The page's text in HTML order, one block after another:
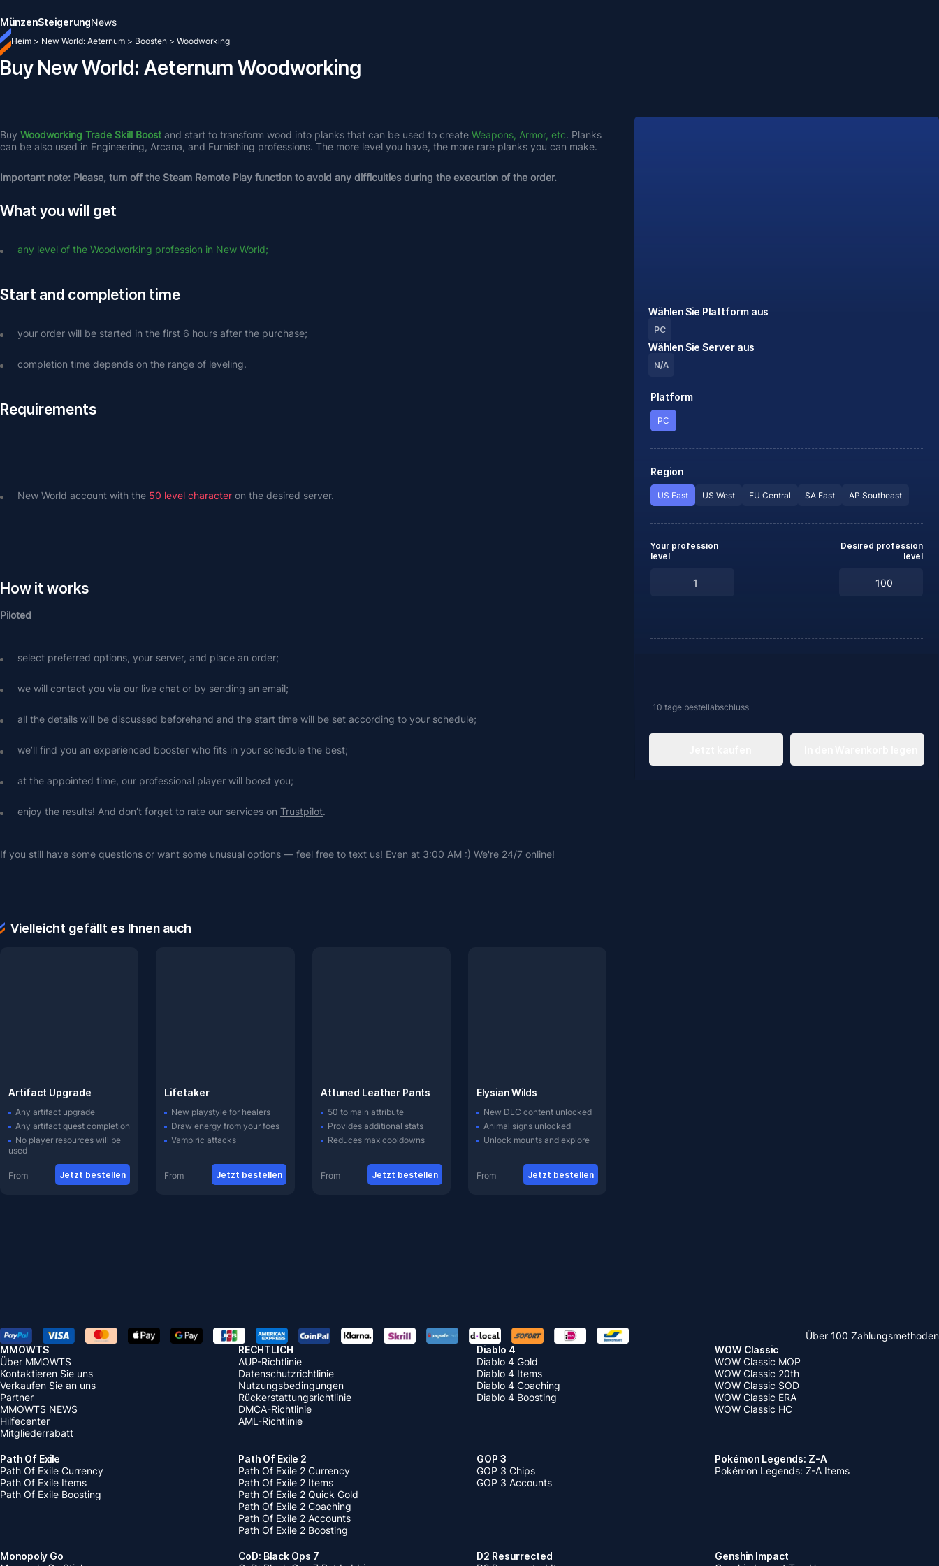
MünzenSteigerungNews
Heim > New World: Aeternum > Boosten > Woodworking
Buy New World: Aeternum Woodworking
Buy Woodworking Trade Skill Boost and start to transform wood into planks that can be used to create Weapons, Armor, etc. Planks
can be also used in Engineering, Arcana, and Furnishing professions. The more level you have, the more rare planks you can make.
Important note: Please, turn off the Steam Remote Play function to avoid any difficulties during the execution of the order.
What you will get
any level of the Woodworking profession in New World;
Start and completion time
your order will be started in the first 6 hours after the purchase;
completion time depends on the range of leveling.
Requirements
New World account with the 50 level character on the desired server.
How it works
Piloted
select preferred options, your server, and place an order;
we will contact you via our live chat or by sending an email;
all the details will be discussed beforehand and the start time will be set according to your schedule;
we’ll find you an experienced booster who fits in your schedule the best;
at the appointed time, our professional player will boost you;
enjoy the results! And don’t forget to rate our services on Trustpilot.
If you still have some questions or want some unusual options — feel free to text us! Even at 3:00 AM :) We're 24/7 online!
Vielleicht gefällt es Ihnen auch
Artifact Upgrade
Any artifact upgrade
Any artifact quest completion
No player resources will be
used
From Jetzt bestellen
Lifetaker
New playstyle for healers
Draw energy from your foes
Vampiric attacks
From Jetzt bestellen
Attuned Leather Pants
50 to main attribute
Provides additional stats
Reduces max cooldowns
From Jetzt bestellen
Elysian Wilds
New DLC content unlocked
Animal signs unlocked
Unlock mounts and explore
From Jetzt bestellen
Wählen Sie Plattform aus
PC
Wählen Sie Server aus
N/A
Platform
PC
Region
US East US West EU Central SA East AP Southeast
Your profession
level
Desired profession
level
10 tage bestellabschluss
Über 100 Zahlungsmethoden
MMOWTS
Über MMOWTS
Kontaktieren Sie uns
Verkaufen Sie an uns
Partner
MMOWTS NEWS
Hilfecenter
Mitgliederrabatt
RECHTLICH
AUP-Richtlinie
Datenschutzrichtlinie
Nutzungsbedingungen
Rückerstattungsrichtlinie
DMCA-Richtlinie
AML-Richtlinie
Diablo 4
Diablo 4 Gold
Diablo 4 Items
Diablo 4 Coaching
Diablo 4 Boosting
WOW Classic
WOW Classic MOP
WOW Classic 20th
WOW Classic SOD
WOW Classic ERA
WOW Classic HC
Path Of Exile
Path Of Exile Currency
Path Of Exile Items
Path Of Exile Boosting
Path Of Exile 2
Path Of Exile 2 Currency
Path Of Exile 2 Items
Path Of Exile 2 Quick Gold
Path Of Exile 2 Coaching
Path Of Exile 2 Accounts
Path Of Exile 2 Boosting
GOP 3
GOP 3 Chips
GOP 3 Accounts
Pokémon Legends: Z-A
Pokémon Legends: Z-A Items
Monopoly Go
CoD: Black Ops 7
D2 Resurrected
Genshin Impact